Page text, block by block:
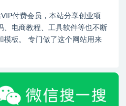
付费会员，本站分享创业项
、电商教程、工具软件等也不断
模板。 专门做了这个网站用来